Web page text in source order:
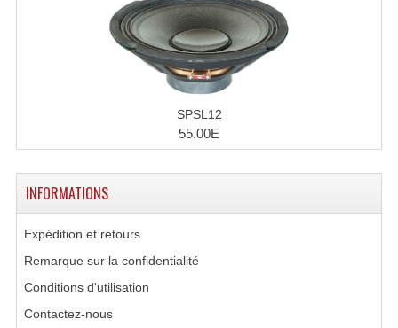
Enceintes Amplifiées Actives
Enceintes, Système Amplifiés
Enceintes Passives Sono
Retours De Scène
Enceinte Nomade Bluetooth
Enceintes (Ecoutes De Studio)
SPSL12
55.00E
INFORMATIONS
Expédition et retours
Remarque sur la confidentialité
Conditions d'utilisation
Contactez-nous